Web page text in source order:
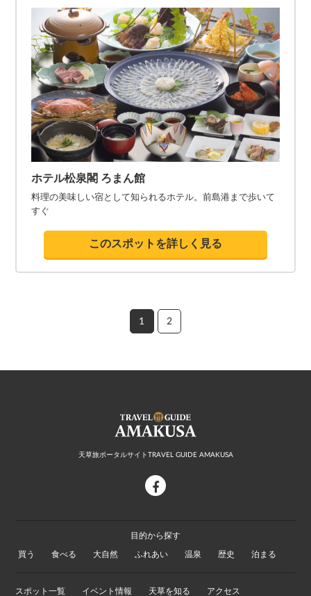
ホテル松泉閣 ろまん館
料理の美味しい宿として知られるホテル。前島港まで歩いて
すぐ
このスポットを詳しく見る
1 2
天草旅ポータルサイトTRAVEL GUIDE AMAKUSA
目的から探す
買う 食べる 大自然 ふれあい 温泉 歴史 泊まる
スポット一覧 イベント情報 天草を知る アクセス